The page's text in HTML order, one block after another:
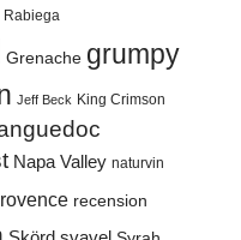
Rabiega
Grenache grumpy
Jeff Beck King Crimson
Napa Valley naturvin
recension